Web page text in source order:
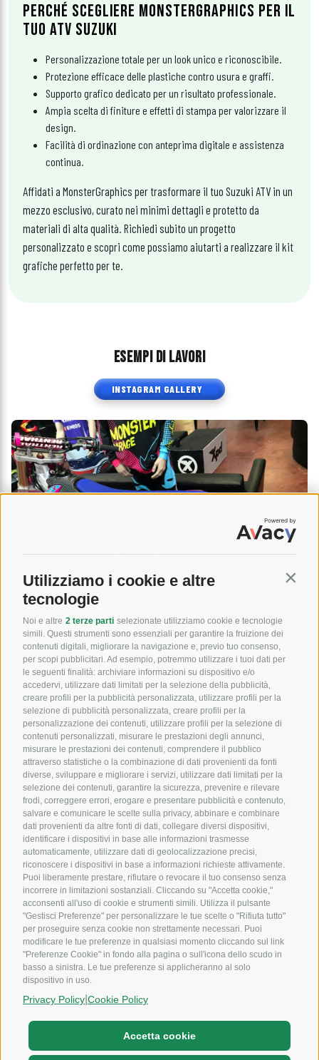
Utilizziamo i cookie e altre
tecnologie
Noi e altre 2 terze parti selezionate utilizziamo cookie e tecnologie
simili. Questi strumenti sono essenziali per garantire la fruizione dei
contenuti digitali, migliorare la navigazione e, previo tuo consenso,
per scopi pubblicitari. Ad esempio, potremmo utilizzare i tuoi dati per
le seguenti finalità: archiviare informazioni su dispositivo e/o
accedervi, utilizzare dati limitati per la selezione della pubblicità,
creare profili per la pubblicità personalizzata, utilizzare profili per la
selezione di pubblicità personalizzata, creare profili per la
personalizzazione dei contenuti, utilizzare profili per la selezione di
contenuti personalizzati, misurare le prestazioni degli annunci,
misurare le prestazioni dei contenuti, comprendere il pubblico
attraverso statistiche o la combinazione di dati provenienti da fonti
diverse, sviluppare e migliorare i servizi, utilizzare dati limitati per la
selezione dei contenuti, garantire la sicurezza, prevenire e rilevare
frodi, correggere errori, erogare e presentare pubblicità e contenuto,
salvare e comunicare le scelte sulla privacy, abbinare e combinare
dati provenienti da altre fonti di dati, collegare diversi dispositivi,
identificare i dispositivi in base alle informazioni trasmesse
automaticamente, utilizzare dati di geolocalizzazione precisi,
riconoscere i dispositivi in base a informazioni richieste attivamente.
Puoi liberamente prestare, rifiutare o revocare il tuo consenso senza
incorrere in limitazioni sostanziali. Cliccando su "Accetta cookie,"
acconsenti all'uso di cookie e strumenti simili. Utilizza il pulsante
"Gestisci Preferenze" per personalizzare le tue scelte o "Rifiuta tutto"
per proseguire senza cookie non strettamente necessari. Puoi
modificare le tue preferenze in qualsiasi momento cliccando sul link
"Preferenze Cookie" in fondo alla pagina o sull'icona dello scudo in
basso a sinistra. Le tue preferenze si applicheranno al solo
dispositivo in uso.
Privacy Policy Cookie Policy
Accetta cookie
PERCHÉ SCEGLIERE MONSTERGRAPHICS PER IL
TUO ATV SUZUKI
Personalizzazione totale per un look unico e riconoscibile.
Protezione efficace delle plastiche contro usura e graffi.
Supporto grafico dedicato per un risultato professionale.
Ampia scelta di finiture e effetti di stampa per valorizzare il
design.
Facilità di ordinazione con anteprima digitale e assistenza
continua.
Affidati a MonsterGraphics per trasformare il tuo Suzuki ATV in un
mezzo esclusivo, curato nei minimi dettagli e protetto da
materiali di alta qualità. Richiedi subito un progetto
personalizzato e scopri come possiamo aiutarti a realizzare il kit
grafiche perfetto per te.
ESEMPI DI LAVORI
INSTAGRAM GALLERY
MONSTERGRAPHICS
Kit grafiche per moto, realizzati
con materiali premium, stampe
professionali e personalizzazioni
su misura.
Chi Siamo
DISCIPLINE
Cross
Enduro
Motard
Trial
INFORMAZIONI UTILI
Termini e condizioni
Contatti
Privacy Policy
Gestisci Cookies
CONTATTI AZIENDALI
Email:
sito.monstergarage@gmail.com
Telefono: 3737721046